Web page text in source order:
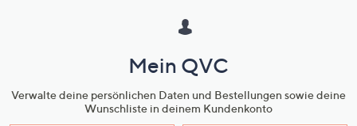
Mein QVC
Verwalte deine persönlichen Daten und Bestellungen sowie deine
Wunschliste in deinem Kundenkonto